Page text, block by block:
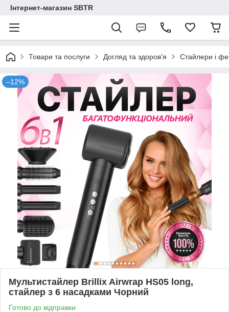
Інтернет-магазин SBTR
Товари та послуги Догляд та здоров'я Стайлери і
–12%
Мультистайлер Brillix Airwrap HS05 long,
стайлер з 6 насадками Чорний
Готово до відправки